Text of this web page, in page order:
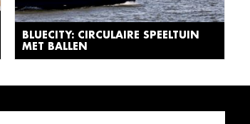
BLUECITY: CIRCULAIRE SPEELTUIN
MET BALLEN